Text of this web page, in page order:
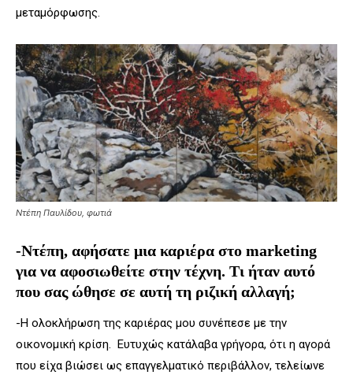
μεταμόρφωσης.
Ντέπη Παυλίδου, φωτιά
-Ντέπη, αφήσατε μια καριέρα στο marketing
για να αφοσιωθείτε στην τέχνη. Τι ήταν αυτό
που σας ώθησε σε αυτή τη ριζική αλλαγή;
-Η ολοκλήρωση της καριέρας μου συνέπεσε με την
οικονομική κρίση. Ευτυχώς κατάλαβα γρήγορα, ότι η αγορά
που είχα βιώσει ως επαγγελματικό περιβάλλον, τελείωνε